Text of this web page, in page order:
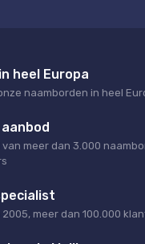
heel Europa
naamborden in heel
van meer dan 3.000
meer dan 100.000